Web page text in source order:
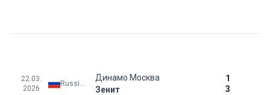
22.03.
2026
Динамо Москва
1
3
Зенит